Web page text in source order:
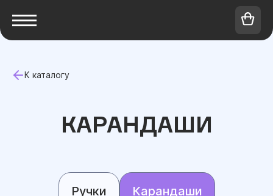
К каталогу
КАРАНДАШИ
Ручки Карандаши